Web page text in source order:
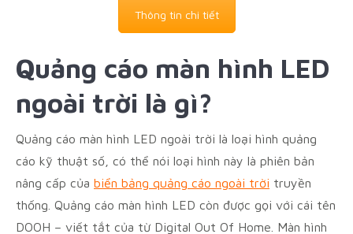
Thông tin chi tiết
Quảng cáo màn hình LED
ngoài trời là gì?
Quảng cáo màn hình LED ngoài trời là loại hình quảng
cáo kỹ thuật số, có thể nói loại hình này là phiên bản
nâng cấp của biển bảng quảng cáo ngoài trời truyền
thống. Quảng cáo màn hình LED còn được gọi với cái tên
DOOH – viết tắt của từ Digital Out Of Home. Màn hình